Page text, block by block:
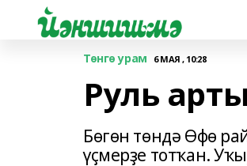
Төнгө урам 6 МАЯ , 10:28
Руль
Бөгөн төндә Өфө
үҫмерҙе тотҡан.